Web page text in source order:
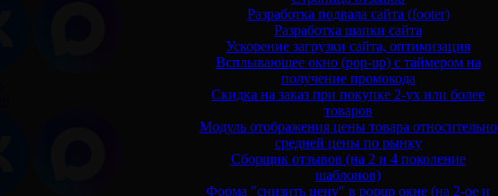
Разработка подвала сайта (footer)
Разработка шапки сайта
Ускорение загрузки сайта, оптимизация
Всплывающее окно (pop-up) с таймером на
получение промокода
Скидка на заказ при покупке 2-ух или более
товаров
Модуль отображения цены товара относительно
средней цены по рынку
Сборщик отзывов (на 2 и 4 поколение
шаблонов)
Форма "снизить цену" в popup окне (на 2-ое и